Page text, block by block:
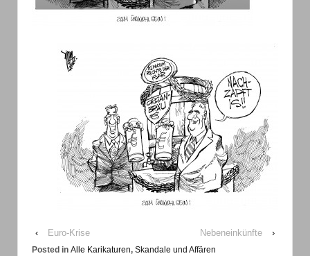
‹ Euro-Krise Nebeneinkünfte ›
Posted in Alle Karikaturen, Skandale und Affären